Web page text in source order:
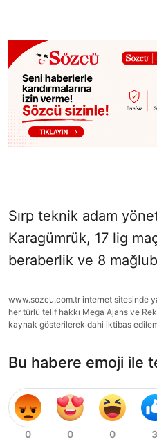
Sırp teknik adam
Karagümrük, 17 lig
beraberlik ve 8
www.sozcu.com.tr internet sitesinde
her türlü telif hakkı Mega Ajans ve
kaynak gösterilerek dahi iktibas
Bu habere emoji ile